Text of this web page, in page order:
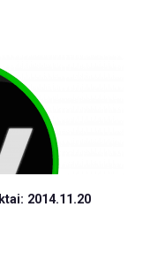
2014.11.20